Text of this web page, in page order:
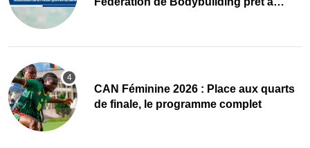
CAN Féminine 2026 : Place aux quarts
de finale, le programme complet